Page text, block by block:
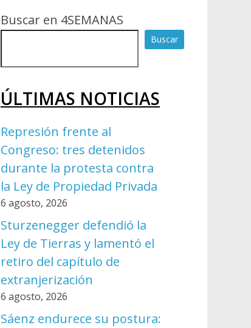
Buscar en 4SEMANAS
Buscar
ÚLTIMAS NOTICIAS
Represión frente al
Congreso: tres detenidos
durante la protesta contra
la Ley de Propiedad Privada
6 agosto, 2026
Sturzenegger defendió la
Ley de Tierras y lamentó el
retiro del capítulo de
extranjerización
6 agosto, 2026
Sáenz endurece su postura: